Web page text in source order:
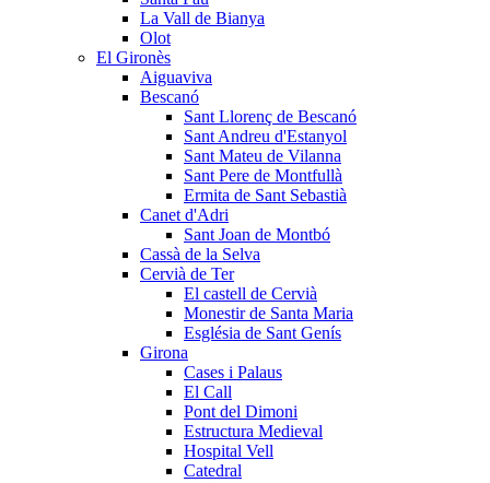
La Vall de Bianya
Olot
El Gironès
Aiguaviva
Bescanó
Sant Llorenç de Bescanó
Sant Andreu d'Estanyol
Sant Mateu de Vilanna
Sant Pere de Montfullà
Ermita de Sant Sebastià
Canet d'Adri
Sant Joan de Montbó
Cassà de la Selva
Cervià de Ter
El castell de Cervià
Monestir de Santa Maria
Església de Sant Genís
Girona
Cases i Palaus
El Call
Pont del Dimoni
Estructura Medieval
Hospital Vell
Catedral